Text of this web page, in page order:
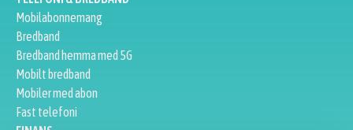
Mobilabonnemang
Bredband
Bredband hemma med 5G
Mobilt bredband
Mobiler med abon
Fast telefoni